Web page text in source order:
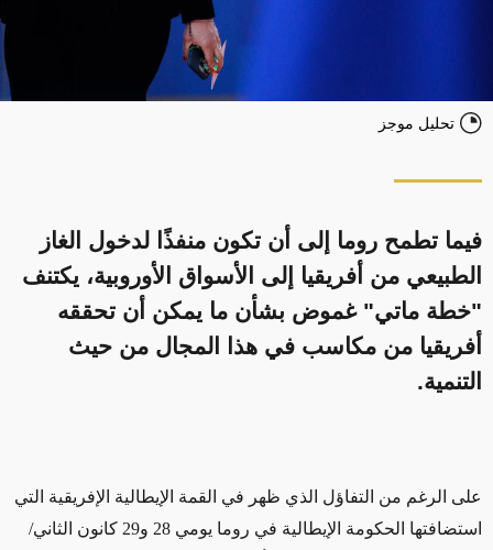
تحليل موجز
فيما تطمح روما إلى أن تكون منفذًا لدخول الغاز
الطبيعي من أفريقيا إلى الأسواق الأوروبية، يكتنف
"خطة ماتي" غموض بشأن ما يمكن أن تحققه
أفريقيا من مكاسب في هذا المجال من حيث
التنمية.
على الرغم من التفاؤل الذي ظهر في القمة الإيطالية الإفريقية التي
استضافتها الحكومة الإيطالية في روما يومي 28 و29 كانون الثاني/